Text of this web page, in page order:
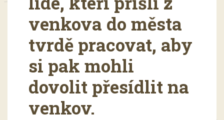
venkova do města
tvrdě pracovat, aby
si pak mohli
dovolit přesídlit na
venkov.